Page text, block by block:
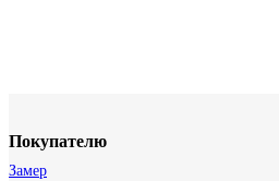
Покупателю
Замер